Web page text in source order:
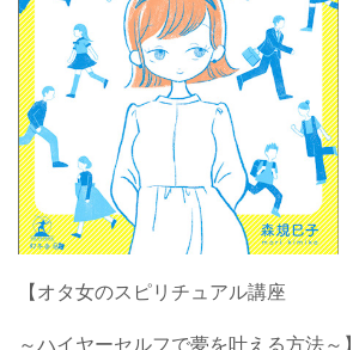
【オタ女のスピリチュアル講座
～ハイヤーセルフで夢を叶える方法～】